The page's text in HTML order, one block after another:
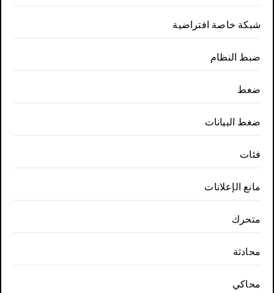
شبكة خاصة افتراضية
ضبط النظام
ضغط
ضغط البيانات
فئات
مانع الإعلانات
متحرك
محادثة
محاكي